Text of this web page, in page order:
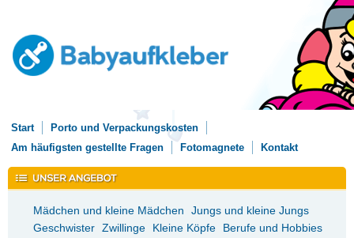
Start
Porto und Verpackungskosten
Am häufigsten gestellte Fragen
Fotomagnete Kontakt
Mädchen und kleine Mädchen
Jungs und kleine Jungs
Geschwister Zwillinge Kleine Köpfe
Berufe und Hobbies